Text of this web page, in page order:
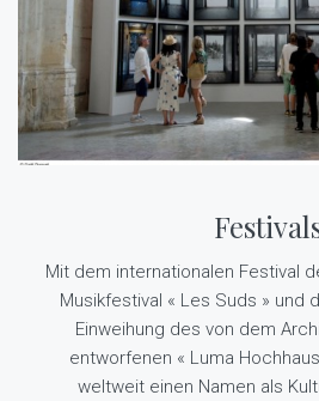
Mit dem internationalen Festival
Musikfestival « Les Suds » und
Einweihung des von dem
entworfenen « Luma
weltweit einen Namen als